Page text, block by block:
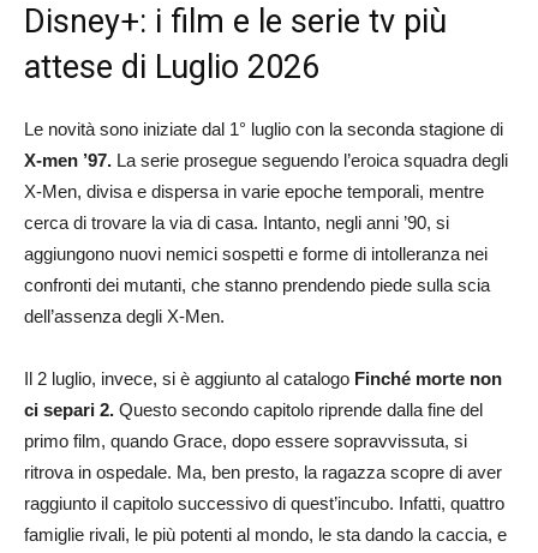
Disney+: i film e le serie tv più
attese di Luglio 2026
Le novità sono iniziate dal 1° luglio con la seconda stagione di
X-men ’97. La serie prosegue seguendo l’eroica squadra degli
X-Men, divisa e dispersa in varie epoche temporali, mentre
cerca di trovare la via di casa. Intanto, negli anni ’90, si
aggiungono nuovi nemici sospetti e forme di intolleranza nei
confronti dei mutanti, che stanno prendendo piede sulla scia
dell’assenza degli X-Men.
Il 2 luglio, invece, si è aggiunto al catalogo Finché morte non
ci separi 2. Questo secondo capitolo riprende dalla fine del
primo film, quando Grace, dopo essere sopravvissuta, si
ritrova in ospedale. Ma, ben presto, la ragazza scopre di aver
raggiunto il capitolo successivo di quest’incubo. Infatti, quattro
famiglie rivali, le più potenti al mondo, le sta dando la caccia, e